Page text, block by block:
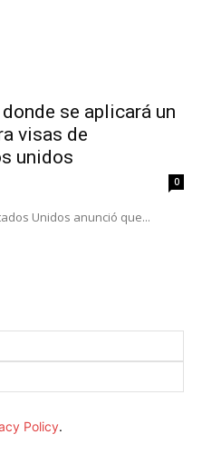
se aplicará un
visas de
unidos
0
Unidos anunció que...
Policy.